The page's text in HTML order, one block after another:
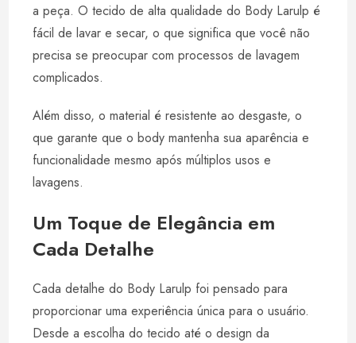
a peça. O tecido de alta qualidade do Body Larulp é
fácil de lavar e secar, o que significa que você não
precisa se preocupar com processos de lavagem
complicados.
Além disso, o material é resistente ao desgaste, o
que garante que o body mantenha sua aparência e
funcionalidade mesmo após múltiplos usos e
lavagens.
Um Toque de Elegância em
Cada Detalhe
Cada detalhe do Body Larulp foi pensado para
proporcionar uma experiência única para o usuário.
Desde a escolha do tecido até o design da